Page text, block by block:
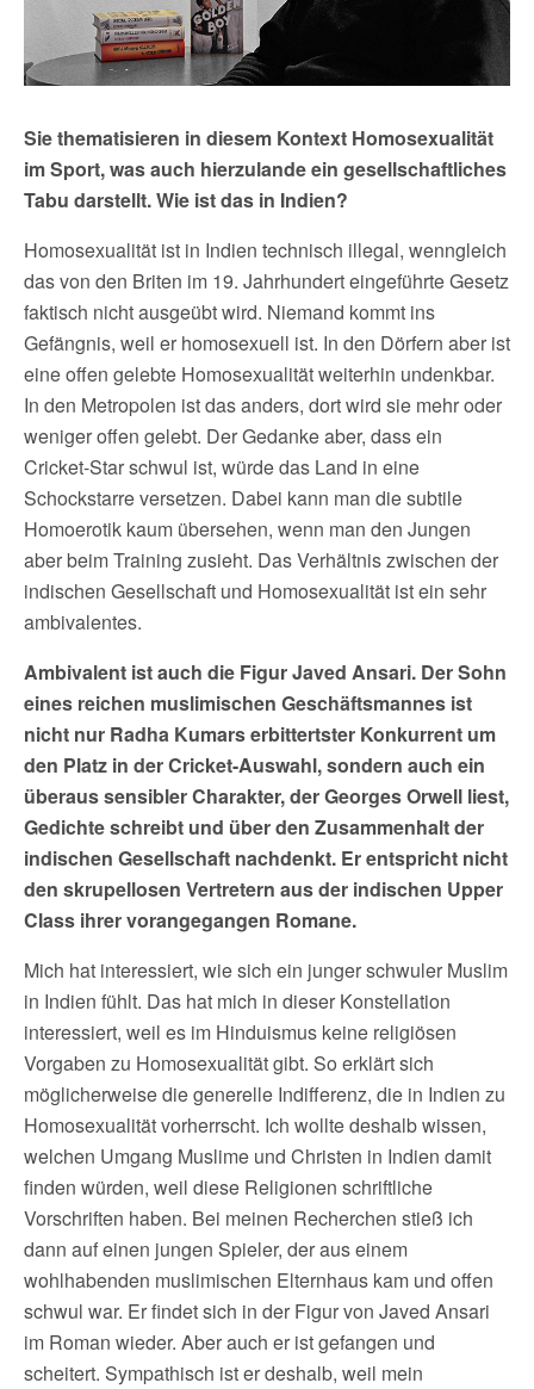
Sie thematisieren in diesem Kontext Homosexualität
im Sport, was auch hierzulande ein gesellschaftliches
Tabu darstellt. Wie ist das in Indien?
Homosexualität ist in Indien technisch illegal, wenngleich
das von den Briten im 19. Jahrhundert eingeführte Gesetz
faktisch nicht ausgeübt wird. Niemand kommt ins
Gefängnis, weil er homosexuell ist. In den Dörfern aber ist
eine offen gelebte Homosexualität weiterhin undenkbar.
In den Metropolen ist das anders, dort wird sie mehr oder
weniger offen gelebt. Der Gedanke aber, dass ein
Cricket-Star schwul ist, würde das Land in eine
Schockstarre versetzen. Dabei kann man die subtile
Homoerotik kaum übersehen, wenn man den Jungen
aber beim Training zusieht. Das Verhältnis zwischen der
indischen Gesellschaft und Homosexualität ist ein sehr
ambivalentes.
Ambivalent ist auch die Figur Javed Ansari. Der Sohn
eines reichen muslimischen Geschäftsmannes ist
nicht nur Radha Kumars erbittertster Konkurrent um
den Platz in der Cricket-Auswahl, sondern auch ein
überaus sensibler Charakter, der Georges Orwell liest,
Gedichte schreibt und über den Zusammenhalt der
indischen Gesellschaft nachdenkt. Er entspricht nicht
den skrupellosen Vertretern aus der indischen Upper
Class ihrer vorangegangen Romane.
Mich hat interessiert, wie sich ein junger schwuler Muslim
in Indien fühlt. Das hat mich in dieser Konstellation
interessiert, weil es im Hinduismus keine religiösen
Vorgaben zu Homosexualität gibt. So erklärt sich
möglicherweise die generelle Indifferenz, die in Indien zu
Homosexualität vorherrscht. Ich wollte deshalb wissen,
welchen Umgang Muslime und Christen in Indien damit
finden würden, weil diese Religionen schriftliche
Vorschriften haben. Bei meinen Recherchen stieß ich
dann auf einen jungen Spieler, der aus einem
wohlhabenden muslimischen Elternhaus kam und offen
schwul war. Er findet sich in der Figur von Javed Ansari
im Roman wieder. Aber auch er ist gefangen und
scheitert. Sympathisch ist er deshalb, weil mein